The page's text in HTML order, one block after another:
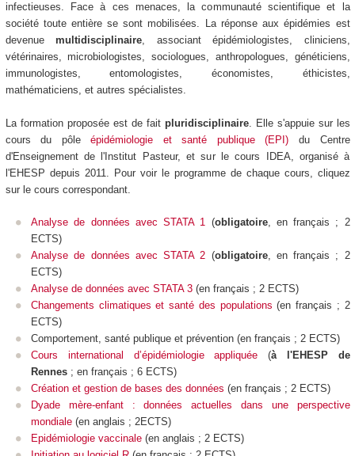
infectieuses. Face à ces menaces, la communauté scientifique et la
société toute entière se sont mobilisées. La réponse aux épidémies est
devenue multidisciplinaire, associant épidémiologistes, cliniciens,
vétérinaires, microbiologistes, sociologues, anthropologues, généticiens,
immunologistes, entomologistes, économistes, éthicistes,
mathématiciens, et autres spécialistes.
La formation proposée est de fait pluridisciplinaire. Elle s'appuie sur les
cours du pôleépidémiologie et santé publique (EPI) du Centre
d'Enseignement de l'Institut Pasteur, et sur le cours IDEA, organisé à
l'EHESP depuis 2011. Pour voir le programme de chaque cours, cliquez
sur le cours correspondant.
Analyse de données avec STATA 1 (obligatoire, en français ; 2
ECTS)
Analyse de données avec STATA 2 (obligatoire, en français ; 2
ECTS)
Analyse de données avec STATA 3 (en français ; 2 ECTS)
Changements climatiques et santé des populations (en français ; 2
ECTS)
Comportement, santé publique et prévention (en français ; 2 ECTS)
Cours international d’épidémiologie appliquée (à l'EHESP de
Rennes ; en français ; 6 ECTS)
Création et gestion de bases des données (en français ; 2 ECTS)
Dyade mère-enfant : données actuelles dans une perspective
mondiale (en anglais ; 2ECTS)
Epidémiologie vaccinale (en anglais ; 2 ECTS)